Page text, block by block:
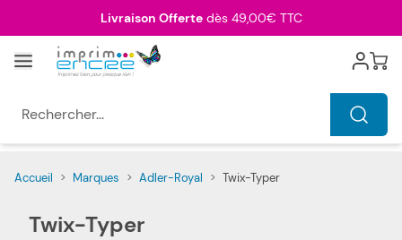
Livraison Offertedès 49,00€ TTC
Menu Cart
Accueil > Marques > Adler-Royal > Twix-Typer
Twix-Typer